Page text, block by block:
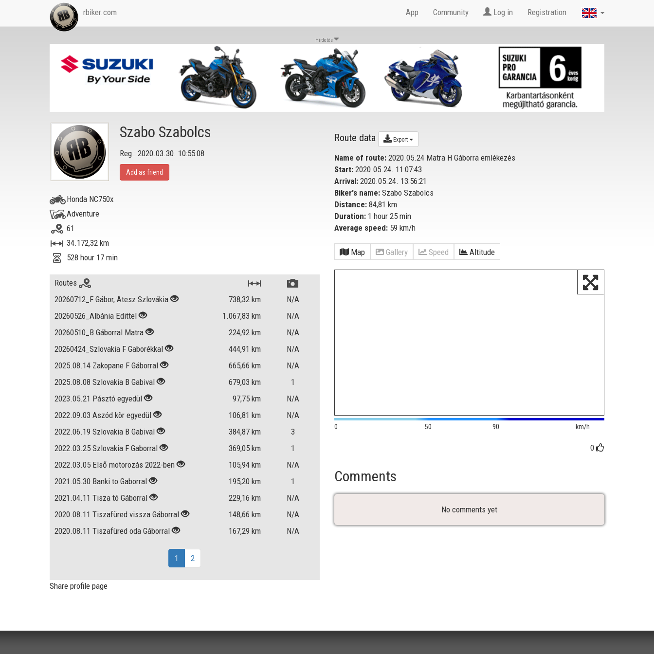
rbiker.com App Community Log in Registration
Hirdetés
Route data Export
Name of route: 2020.05.24 Matra H Gáborra emlékezés
Start: 2020.05.24. 11:07:43
Arrival: 2020.05.24. 13:56:21
Biker's name: Szabo Szabolcs
Distance: 84,81 km
Duration: 1 hour 25 min
Average speed: 59 km/h
Map Gallery Speed Altitude
0 50 90 km/h
0
Comments
No comments yet
Szabo Szabolcs
Reg.: 2020.03.30. 10:55:08
Add as friend
Honda NC750x
Adventure
61
34.172,32 km
528 hour 17 min
Routes
20260712_F Gábor, Atesz Szlovákia
738,32 km
N/A
20260526_Albánia Edittel
1.067,83 km
N/A
20260510_B Gáborral Matra
224,92 km
N/A
20260424_Szlovakia F Gaborékkal
444,91 km
N/A
2025.08.14 Zakopane F Gáborral
665,66 km
N/A
2025.08.08 Szlovakia B Gabival
679,03 km
1
2023.05.21 Pásztó egyedül
97,75 km
N/A
2022.09.03 Aszód kör egyedül
106,81 km
N/A
2022.06.19 Szlovakia B Gabival
384,87 km
3
2022.03.25 Szlovakia F Gaborral
369,05 km
1
2022.03.05 Első motorozás 2022-ben
105,94 km
N/A
2021.05.30 Banki to Gaborral
195,20 km
1
2021.04.11 Tisza tó Gáborral
229,16 km
N/A
2020.08.11 Tiszafüred vissza Gáborral
148,66 km
N/A
2020.08.11 Tiszafüred oda Gáborral
167,29 km N/A
1 2
Share profile page